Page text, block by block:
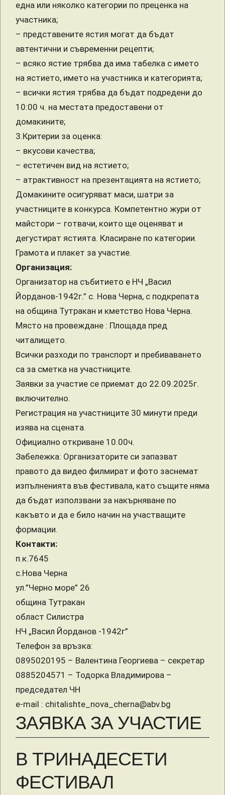
една или няколко категории по преценка на
участника;
– представените ястия могат да бъдат
автентични и съвременни рецепти;
– всяко ястие трябва да има табелка с името
на ястието, името на участника и категорията;
– всички ястия трябва да бъдат подредени до
10:00 ч. на местата предоставени от
домакините;
3.Критерии за оценка:
– вкусови качества;
– естетичен вид на ястието;
– атрактивност на презентацията на ястието;
Домакините осигуряват маси, шатри за
участниците в конкурса. Компетентно жури от
майстори – готвачи, които ще оценяват и
дегустират ястията. Класиране по категории.
Грамота и плакет за участие.
Организация:
Организатор на събитието е НЧ „Васил
Йорданов-1942г.” с. Нова Черна, с подкрепата
на община Тутракан и кметство Нова Черна.
Място на провеждане : Площада пред
читалището.
Всички разходи по транспорт и пребиваването
са за сметка на участниците.
Заявки за участие се приемат до 22.09.2025г.
включително.
Регистрация на участниците 30 минути преди
изява на сцената.
Официално откриване 10.00ч.
Забележка: Организаторите си запазват
правото да видео филмират и фото заснемат
изпълненията във фестивала, като същите няма
да бъдат използвани за накърняване по
какъвто и да е било начин на участващите
формации.
Контакти:
п.к.7645
с.Нова Черна
ул.”Черно море” 26
община Тутракан
област Силистра
НЧ „Васил Йорданов -1942г”
Телефон за връзка:
0895020195 – Валентина Георгиева – секретар
0885204571 – Тодорка Владимирова –
председател ЧН
e-mail : chitalishte_nova_cherna@abv.bg
ЗАЯВКА ЗА УЧАСТИЕ
В ТРИНАДЕСЕТИ
ФЕСТИВАЛ